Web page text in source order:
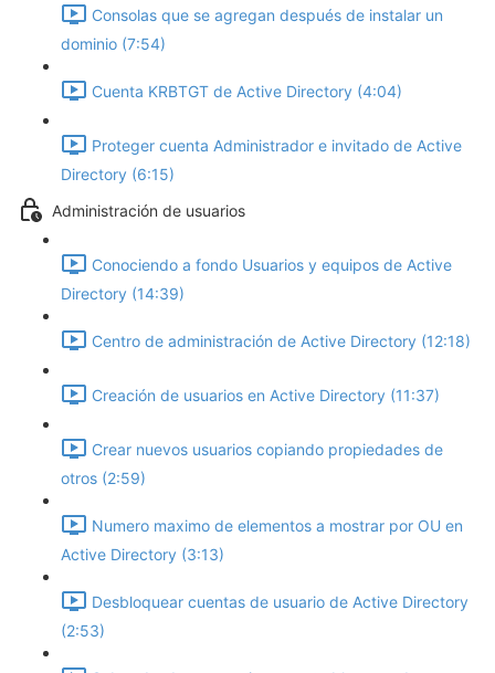
Consolas que se agregan después de instalar un
dominio (7:54)
Cuenta KRBTGT de Active Directory (4:04)
Proteger cuenta Administrador e invitado de Active
Directory (6:15)
Administración de usuarios
Conociendo a fondo Usuarios y equipos de Active
Directory (14:39)
Centro de administración de Active Directory (12:18)
Creación de usuarios en Active Directory (11:37)
Crear nuevos usuarios copiando propiedades de
otros (2:59)
Numero maximo de elementos a mostrar por OU en
Active Directory (3:13)
Desbloquear cuentas de usuario de Active Directory
(2:53)